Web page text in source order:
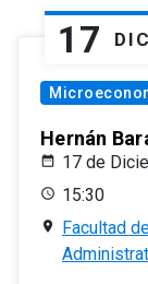
17 DIC
Hernán
17 de
15:30
Facultad